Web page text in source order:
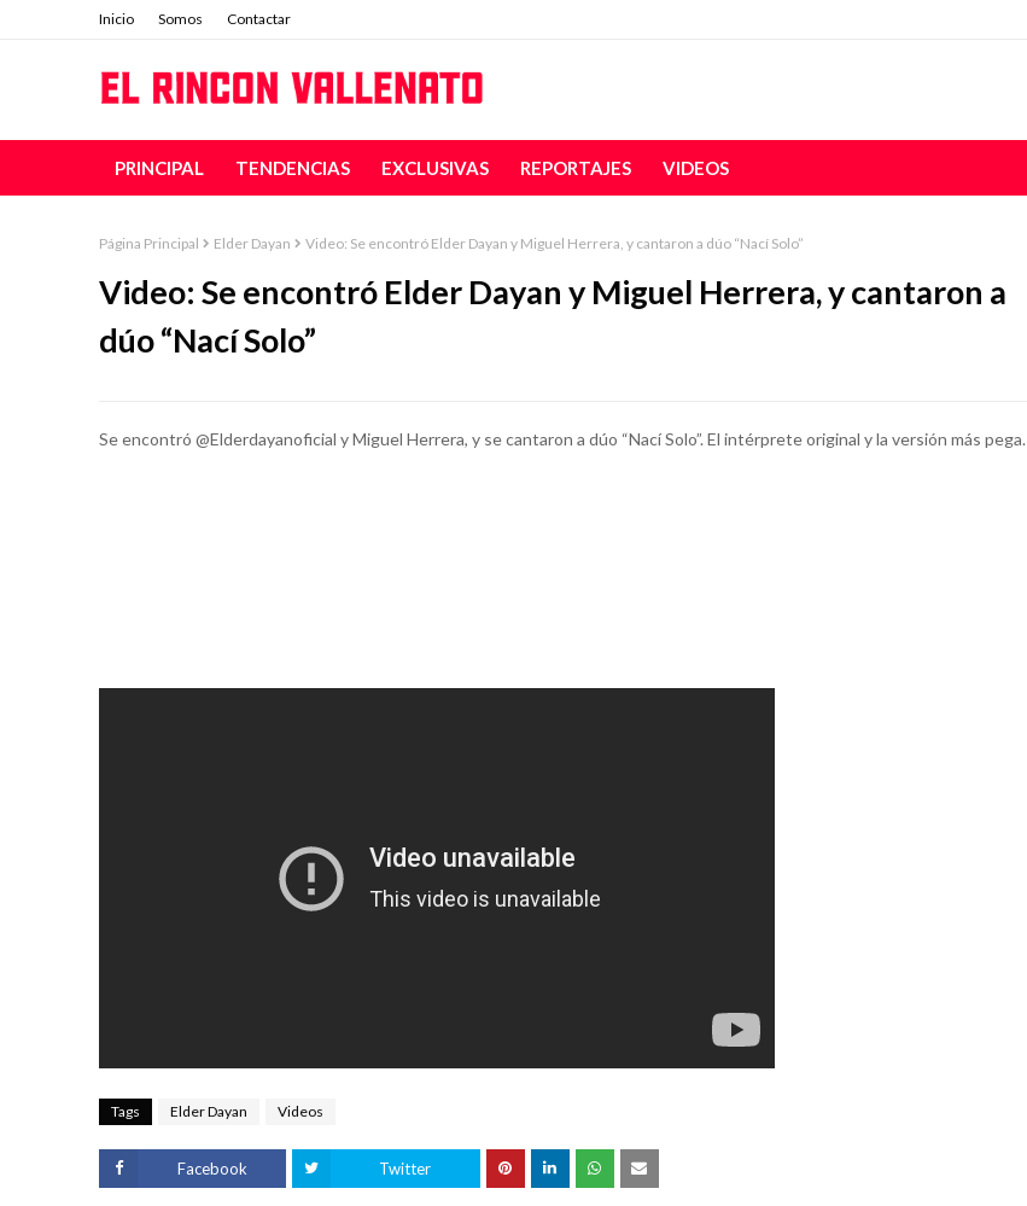
Inicio Somos Contactar
PRINCIPAL TENDENCIAS EXCLUSIVAS REPORTAJES VIDEOS
Página Principal Elder Dayan Video: Se encontró Elder Dayan y Miguel Herrera, y cantaron a dúo “Nací Solo”
Video: Se encontró Elder Dayan y Miguel Herrera, y cantaron a
dúo “Nací Solo”
Se encontró @Elderdayanoficial y Miguel Herrera, y se cantaron a dúo “Nací Solo”. El intérprete original y la versión más pega.
Tags Elder Dayan Videos
Facebook Twitter